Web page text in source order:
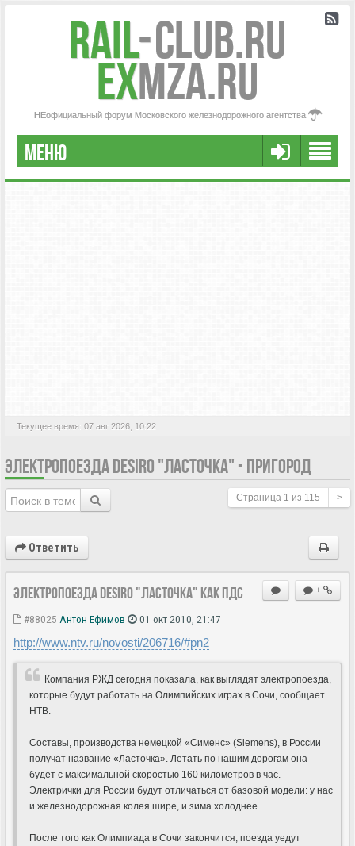
Rail-Club.RU
exMZA.RU
НЕофициальный форум Московского железнодорожного агентства
МЕНЮ
РЕГИСТРАЦИЯ
Текущее время: 07 авг 2026, 10:22
ЭЛЕКТРОПОЕЗДА DESIRO "ЛАСТОЧКА" - ПРИГОРОД
Страница 1 из 115 >
Ответить
+
Электропоезда Desiro "Ласточка" как ПДС
#88025 Антон Ефимов 01 окт 2010, 21:47
http://www.ntv.ru/novosti/206716/#pn2
Компания РЖД сегодня показала, как выглядят электропоезда,
которые будут работать на Олимпийских играх в Сочи, сообщает
НТВ.
Составы, производства немецкой «Сименс» (Siemens), в России
получат название «Ласточка». Летать по нашим дорогам она
будет с максимальной скоростью 160 километров в час.
Электрички для России будут отличаться от базовой модели: у нас
и железнодорожная колея шире, и зима холоднее.
После того как Олимпиада в Сочи закончится, поезда уедут